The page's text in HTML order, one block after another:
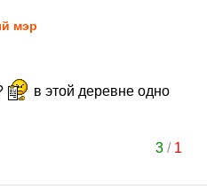
мэр
в этой деревне одно
3/ 1